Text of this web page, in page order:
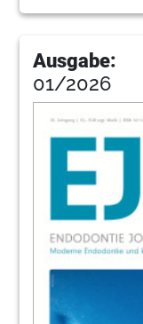
Dorothee
Unnaer
Produkte
Redaktion
40Endo gut,
von Henry
Redaktion
Ausgabe:
01/2026